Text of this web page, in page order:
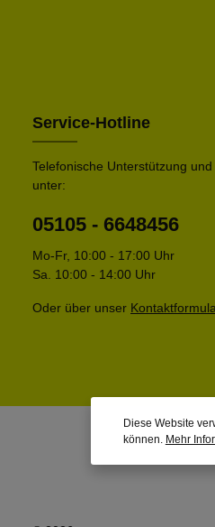
Service-Hotline
Telefonische Unterstützung
unter:
05105 - 6648456
Mo-Fr, 10:00 - 17:00 Uhr
Sa. 10:00 - 14:00 Uhr
Oder über unser
Diese Website
können. Mehr